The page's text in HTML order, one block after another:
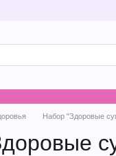
Набор "Здоровые